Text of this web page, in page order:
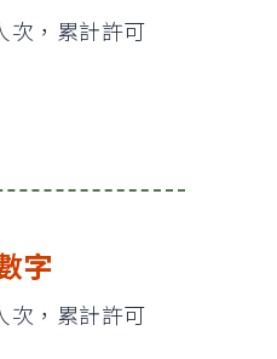
次，累計許可
字
次，累計許可